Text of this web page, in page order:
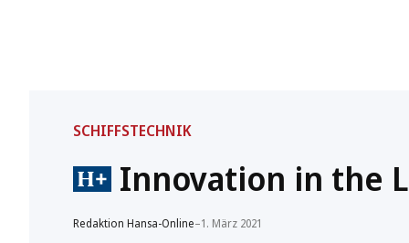
SCHIFFSTECHNIK
Innovation in the
Redaktion Hansa-Online–1. März 2021